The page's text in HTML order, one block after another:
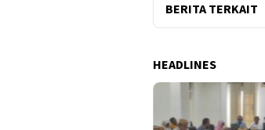
BERITA TERKAIT
HEADLINES